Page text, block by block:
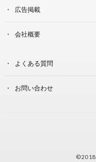
広告掲載
会社概要
よくある質問
お問い合わせ
©2018